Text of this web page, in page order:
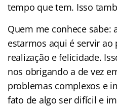
tempo que tem. Isso
Quem me conhece sabe:
estarmos aqui é servir
realização e felicidade.
nos obrigando a de vez
problemas complexos e
fato de algo ser difícil e